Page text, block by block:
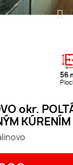
1
56
okr.
KÚRENÍM